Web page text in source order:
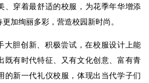
、穿着最舒适的校服，为花季年华增添
加绚丽多彩，营造校园新时尚。
大胆创新、积极尝试，在校服设计上能
既有时代特征、又有文化创意、富有青
的新一代礼仪校服，体现出当代学子们